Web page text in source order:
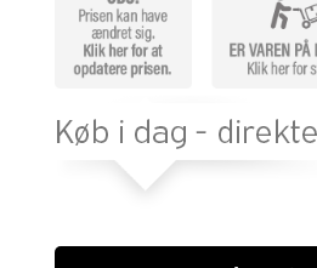
kundebed
ømmels